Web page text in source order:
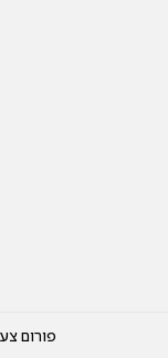
פורום